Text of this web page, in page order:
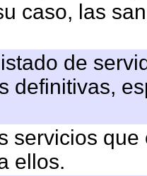
caso, las
de
definitivas,
servicios
ellos.